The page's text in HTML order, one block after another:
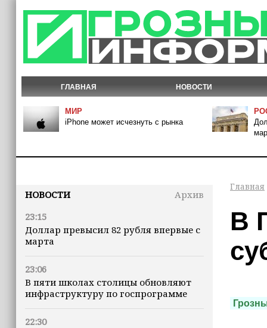
ГЛАВНАЯ НОВОСТИ
МИР
iPhone может исчезнуть с рынка
НОВОСТИ
Архив
23:15
Доллар превысил 82 рубля впервые с
марта
23:06
В пяти школах столицы обновляют
инфраструктуру по госпрограмме
22:30
Главная
В